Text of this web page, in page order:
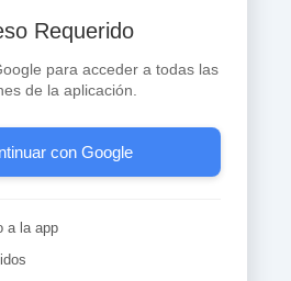
Requerido
para acceder a todas las
de la aplicación.
con Google
a la app